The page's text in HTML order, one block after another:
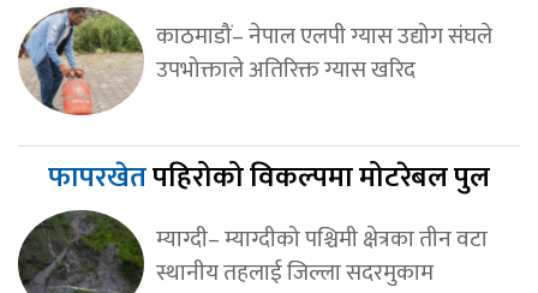
काठमाडौं– नेपाल एलपी ग्यास उद्योग संघले
उपभोक्ताले अतिरिक्त ग्यास खरिद
फापरखेतपहिरोको विकल्पमा मोटरेबल पुल
म्याग्दी– म्याग्दीको पश्चिमी क्षेत्रका तीन वटा
स्थानीय तहलाई जिल्ला सदरमुकाम